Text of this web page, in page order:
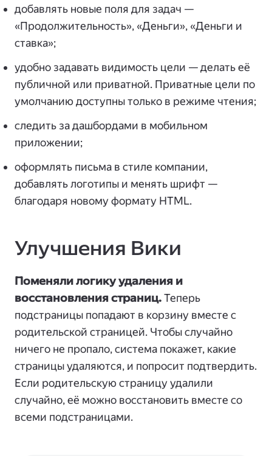
добавлять новые поля для задач —
«Продолжительность», «Деньги», «Деньги и
ставка»;
удобно задавать видимость цели — делать её
публичной или приватной. Приватные цели по
умолчанию доступны только в режиме чтения;
следить за дашбордами в мобильном
приложении;
оформлять письма в стиле компании,
добавлять логотипы и менять шрифт —
благодаря новому формату HTML.
Улучшения Вики
Поменяли логику удаления и
восстановления страниц.Теперь
подстраницы попадают в корзину вместе с
родительской страницей. Чтобы случайно
ничего не пропало, система покажет, какие
страницы удаляются, и попросит подтвердить.
Если родительскую страницу удалили
случайно, её можно восстановить вместе со
всеми подстраницами.